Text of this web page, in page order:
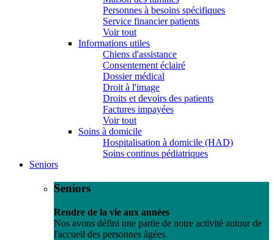
Personnes à besoins spécifiques
Service financier patients
Voir tout
Informations utiles
Chiens d'assistance
Consentement éclairé
Dossier médical
Droit à l'image
Droits et devoirs des patients
Factures impayées
Voir tout
Soins à domicile
Hospitalisation à domicile (HAD)
Soins continus pédiatriques
Seniors
Seniors
Rendre de la vie aux années
Nos avons défini une partie de notre activité autour de
l'accueil des personnes âgées.